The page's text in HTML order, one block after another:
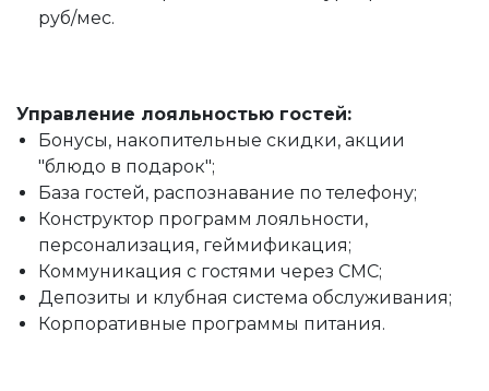
руб/мес.
Управление лояльностью гостей:
Бонусы, накопительные скидки, акции
"блюдо в подарок";
База гостей, распознавание по телефону;
Конструктор программ лояльности,
персонализация, геймификация;
Коммуникация с гостями через СМС;
Депозиты и клубная система обслуживания;
Корпоративные программы питания.